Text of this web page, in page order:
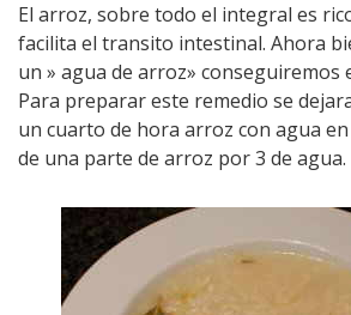
El arroz, sobre todo el integral es
facilita el transito intestinal. Ahora
un » agua de arroz» conseguiremos
Para preparar este remedio se
un cuarto de hora arroz con agua
de una parte de arroz por 3 de agua.